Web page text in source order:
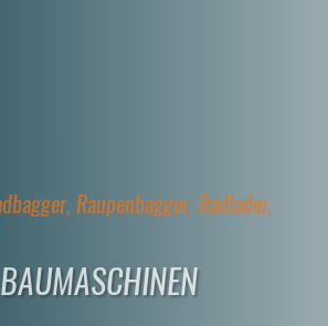
Raupenbagger, Radlader,